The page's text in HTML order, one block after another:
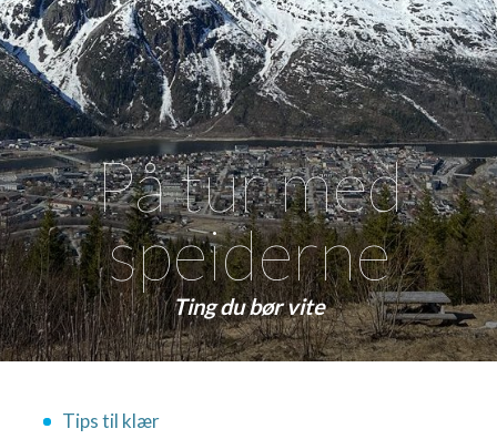
På tur med
speiderne
Ting du bør vite
Tips til klær